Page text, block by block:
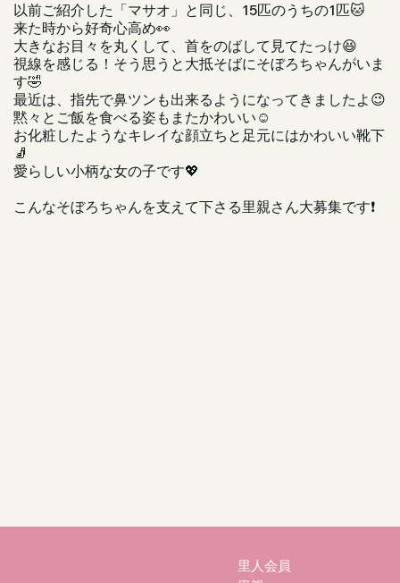
以前ご紹介した「マサオ」と同じ、15匹のうちの1匹🐱
来た時から好奇心高め👀
大きなお目々を丸くして、首をのばして見てたっけ😆
視線を感じる！そう思うと大抵そばにそぼろちゃんがいま
す🤣
最近は、指先で鼻ツンも出来るようになってきましたよ😉
黙々とご飯を食べる姿もまたかわいい☺️
お化粧したようなキレイな顔立ちと足元にはかわいい靴下
🧦
愛らしい小柄な女の子です💖
こんなそぼろちゃんを支えて下さる里親さん大募集です❗
里人会員